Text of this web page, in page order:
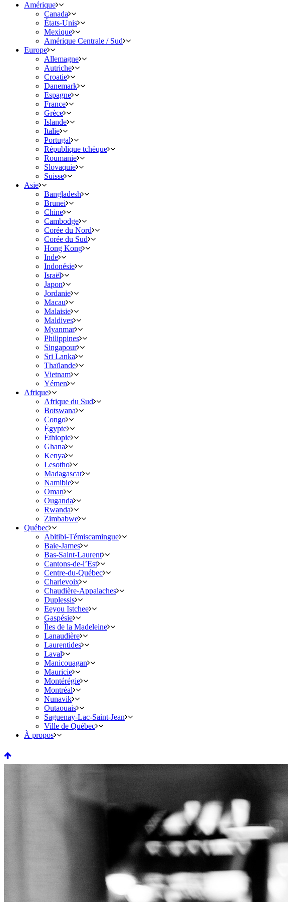
Amérique
Canada
États-Unis
Mexique
Amérique Centrale / Sud
Europe
Allemagne
Autriche
Croatie
Danemark
Espagne
France
Grèce
Islande
Italie
Portugal
République tchèque
Roumanie
Slovaquie
Suisse
Asie
Bangladesh
Brunei
Chine
Cambodge
Corée du Nord
Corée du Sud
Hong Kong
Inde
Indonésie
Israël
Japon
Jordanie
Macau
Malaisie
Maldives
Myanmar
Philippines
Singapour
Sri Lanka
Thaïlande
Vietnam
Yémen
Afrique
Afrique du Sud
Botswana
Congo
Égypte
Éthiopie
Ghana
Kenya
Lesotho
Madagascar
Namibie
Oman
Ouganda
Rwanda
Zimbabwe
Québec
Abitibi-Témiscamingue
Baie-James
Bas-Saint-Laurent
Cantons-de-l’Est
Centre-du-Québec
Charlevoix
Chaudière-Appalaches
Duplessis
Eeyou Istchee
Gaspésie
Îles de la Madeleine
Lanaudière
Laurentides
Laval
Manicouagan
Mauricie
Montérégie
Montréal
Nunavik
Outaouais
Saguenay-Lac-Saint-Jean
Ville de Québec
À propos